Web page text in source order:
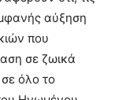
αύξηση
που
σε ζωικά
όλο το